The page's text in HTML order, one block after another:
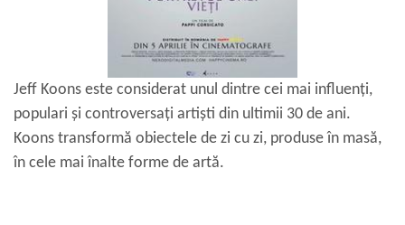
Jeff Koons este considerat unul dintre cei mai influenți,
populari și controversați artiști din ultimii 30 de ani.
Koons transformă obiectele de zi cu zi, produse în masă,
în cele mai înalte forme de artă.